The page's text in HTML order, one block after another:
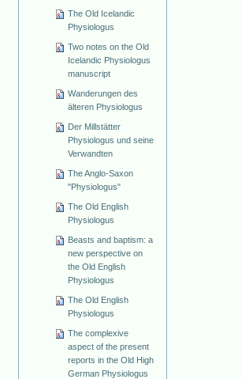
The Old Icelandic
Physiologus
Two notes on the Old
Icelandic Physiologus
manuscript
Wanderungen des
älteren Physiologus
Der Millstätter
Physiologus und seine
Verwandten
The Anglo-Saxon
"Physiologus"
The Old English
Physiologus
Beasts and baptism: a
new perspective on
the Old English
Physiologus
The Old English
Physiologus
The complexive
aspect of the present
reports in the Old High
German Physiologus